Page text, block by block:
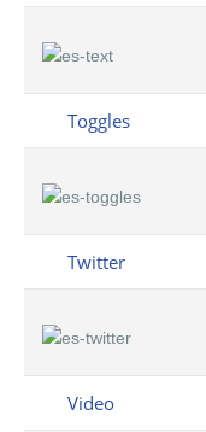
Toggles
Twitter
Video